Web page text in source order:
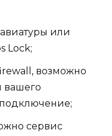
или
Lock;
возможно
вашего
сервис